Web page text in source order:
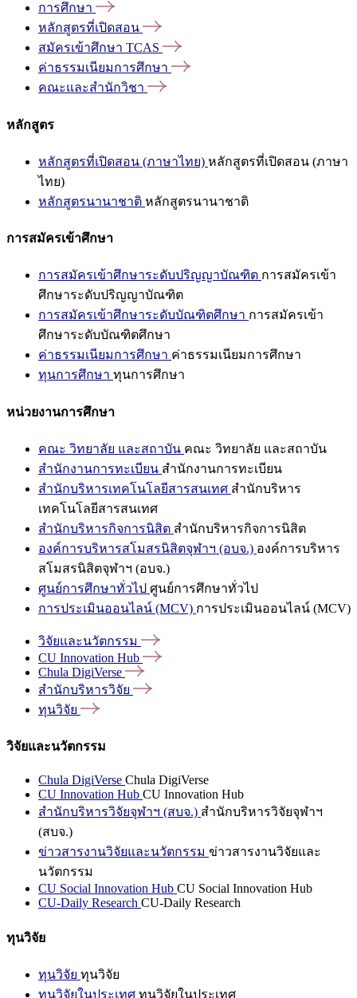
การศึกษา
หลักสูตรที่เปิดสอน
สมัครเข้าศึกษา TCAS
ค่าธรรมเนียมการศึกษา
คณะและสำนักวิชา
หลักสูตร
หลักสูตรที่เปิดสอน (ภาษาไทย) หลักสูตรที่เปิดสอน (ภาษา
ไทย)
หลักสูตรนานาชาติ หลักสูตรนานาชาติ
การสมัครเข้าศึกษา
การสมัครเข้าศึกษาระดับปริญญาบัณฑิต การสมัครเข้า
ศึกษาระดับปริญญาบัณฑิต
การสมัครเข้าศึกษาระดับบัณฑิตศึกษา การสมัครเข้า
ศึกษาระดับบัณฑิตศึกษา
ค่าธรรมเนียมการศึกษา ค่าธรรมเนียมการศึกษา
ทุนการศึกษา ทุนการศึกษา
หน่วยงานการศึกษา
คณะ วิทยาลัย และสถาบัน คณะ วิทยาลัย และสถาบัน
สำนักงานการทะเบียน สำนักงานการทะเบียน
สำนักบริหารเทคโนโลยีสารสนเทศ สำนักบริหาร
เทคโนโลยีสารสนเทศ
สำนักบริหารกิจการนิสิต สำนักบริหารกิจการนิสิต
องค์การบริหารสโมสรนิสิตจุฬาฯ (อบจ.) องค์การบริหาร
สโมสรนิสิตจุฬาฯ (อบจ.)
ศูนย์การศึกษาทั่วไป ศูนย์การศึกษาทั่วไป
การประเมินออนไลน์ (MCV) การประเมินออนไลน์ (MCV)
วิจัยและนวัตกรรม
CU Innovation Hub
Chula DigiVerse
สำนักบริหารวิจัย
ทุนวิจัย
วิจัยและนวัตกรรม
Chula DigiVerse Chula DigiVerse
CU Innovation Hub CU Innovation Hub
สำนักบริหารวิจัยจุฬาฯ (สบจ.) สำนักบริหารวิจัยจุฬาฯ
(สบจ.)
ข่าวสารงานวิจัยและนวัตกรรม ข่าวสารงานวิจัยและ
นวัตกรรม
CU Social Innovation Hub CU Social Innovation Hub
CU-Daily Research CU-Daily Research
ทุนวิจัย
ทุนวิจัย ทุนวิจัย
ทุนวิจัยในประเทศ ทุนวิจัยในประเทศ